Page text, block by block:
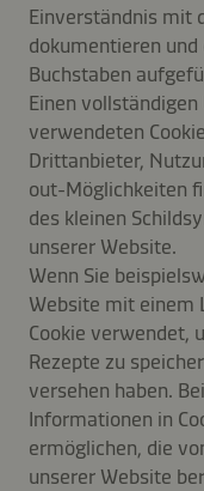
Einverständnis mit
dokumentieren
Buchstaben
Einen
verwendeten
Drittanbieter,
out-Möglichkeiten
des kleinen
unserer Website.
Wenn Sie
Website mit einem
Cookie verwendet,
Rezepte zu
versehen haben.
Informationen in
ermöglichen, die
unserer Website